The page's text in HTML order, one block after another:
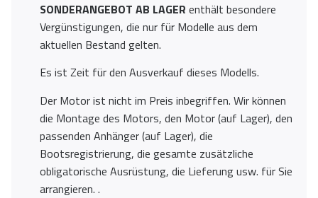
SONDERANGEBOT AB LAGER enthält besondere
Vergünstigungen, die nur für Modelle aus dem
aktuellen Bestand gelten.
Es ist Zeit für den Ausverkauf dieses Modells.
Der Motor ist nicht im Preis inbegriffen. Wir können
die Montage des Motors, den Motor (auf Lager), den
passenden Anhänger (auf Lager), die
Bootsregistrierung, die gesamte zusätzliche
obligatorische Ausrüstung, die Lieferung usw. für Sie
arrangieren. .